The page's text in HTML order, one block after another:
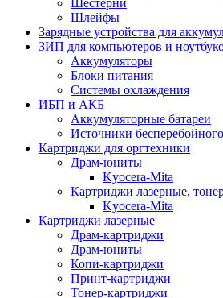
Шестерни
Шлейфы
Зарядные устройства для
ЗИП для компьютеров и
Аккумуляторы
Блоки питания
Системы охлаждения
ИБП и АКБ
Аккумуляторные батареи
Источники
Картриджи для оргтехники
Драм-юниты
Kyocera-Mita
Картриджи лазерные,
Kyocera-Mita
Картриджи лазерные
Драм-картриджи
Драм-юниты
Копи-картриджи
Принт-картриджи
Тонер-картриджи